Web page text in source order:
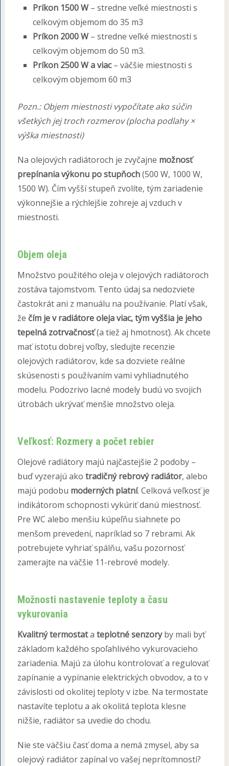
Príkon 1500 W– stredne veľké miestnosti s
celkovým objemom do 35 m3
Príkon 2000 W– stredne veľké miestnosti s
celkovým objemom do 50 m3.
Príkon 2500 W a viac– väčšie miestnosti s
celkovým objemom 60 m3
Pozn.: Objem miestnosti vypočítate ako súčin
všetkých jej troch rozmerov (plocha podlahy ×
výška miestnosti)
Na olejových radiátoroch je zvyčajne možnosť
prepínania výkonu po stupňoch(500 W, 1000 W,
1500 W). Čím vyšší stupeň zvolíte, tým zariadenie
výkonnejšie a rýchlejšie zohreje aj vzduch v
miestnosti.
Objem oleja
Množstvo použitého oleja v olejových radiátoroch
zostáva tajomstvom. Tento údaj sa nedozviete
častokrát ani z manuálu na používanie. Platí však,
že čím je v radiátore oleja viac, tým vyššia je jeho
tepelná zotrvačnosť(a tiež aj hmotnosť). Ak chcete
mať istotu dobrej voľby, sledujte recenzie
olejových radiátorov, kde sa dozviete reálne
skúsenosti s používaním vami vyhliadnutého
modelu. Podozrivo lacné modely budú vo svojich
útrobách ukrývať menšie množstvo oleja.
Veľkosť: Rozmery a počet rebier
Olejové radiátory majú najčastejšie 2 podoby –
buď vyzerajú ako tradičný rebrový radiátor, alebo
majú podobu moderných platní. Celková veľkosť je
indikátorom schopnosti vykúriť danú miestnosť.
Pre WC alebo menšiu kúpeľňu siahnete po
menšom prevedení, napríklad so 7 rebrami. Ak
potrebujete vyhriať spálňu, vašu pozornosť
zamerajte na väčšie 11-rebrové modely.
Možnosti nastavenie teploty a času
vykurovania
Kvalitný termostata teplotné senzoryby mali byť
základom každého spoľahlivého vykurovacieho
zariadenia. Majú za úlohu kontrolovať a regulovať
zapínanie a vypínanie elektrických obvodov, a to v
závislosti od okolitej teploty v izbe. Na termostate
nastavíte teplotu a ak okolitá teplota klesne
nižšie, radiátor sa uvedie do chodu.
Nie ste väčšiu časť doma a nemá zmysel, aby sa
olejový radiátor zapínal vo vašej neprítomnosti?